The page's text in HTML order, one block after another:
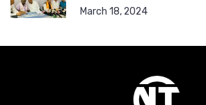
March 18, 2024